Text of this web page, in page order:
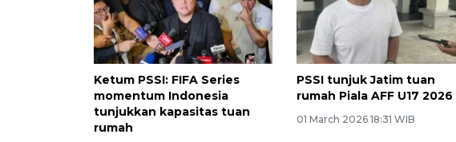
Ketum PSSI: FIFA Series
momentum Indonesia
tunjukkan kapasitas tuan
rumah
PSSI tunjuk Jatim tuan
rumah Piala AFF U17 2026
01 March 2026 18:31 WIB